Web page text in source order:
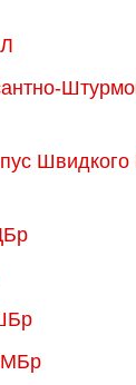
Швидкого